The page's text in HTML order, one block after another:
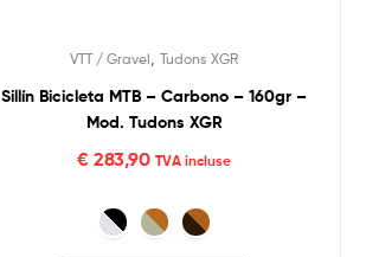
VTT / Gravel ,Tudons XGR
Sillín Bicicleta MTB – Carbono – 160gr –
Mod. Tudons XGR
€ 283,90 TVA incluse